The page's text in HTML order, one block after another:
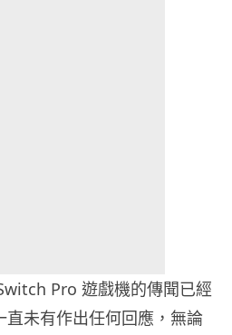
Pro 遊戲機的傳聞已經
未有作出任何回應，無論